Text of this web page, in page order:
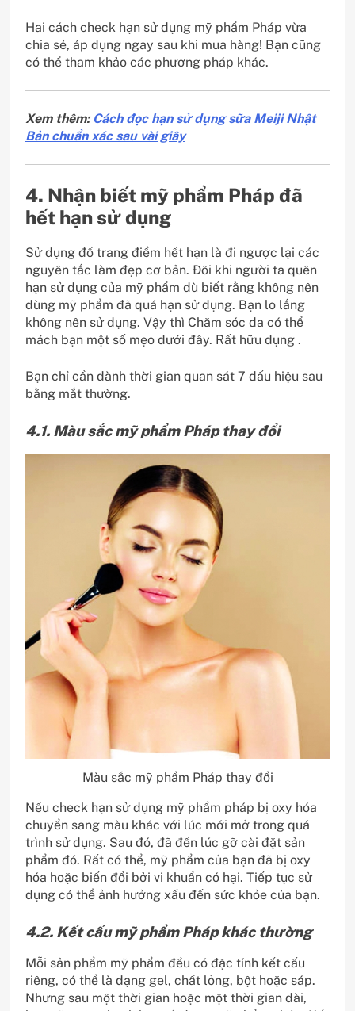
Hai cách check hạn sử dụng mỹ phẩm Pháp vừa
chia sẻ, áp dụng ngay sau khi mua hàng! Bạn cũng
có thể tham khảo các phương pháp khác.
Xem thêm: Cách đọc hạn sử dụng sữa Meiji Nhật
Bản chuẩn xác sau vài giây
4. Nhận biết mỹ phẩm Pháp đã
hết hạn sử dụng
Sử dụng đồ trang điểm hết hạn là đi ngược lại các
nguyên tắc làm đẹp cơ bản. Đôi khi người ta quên
hạn sử dụng của mỹ phẩm dù biết rằng không nên
dùng mỹ phẩm đã quá hạn sử dụng. Bạn lo lắng
không nên sử dụng. Vậy thì Chăm sóc da có thể
mách bạn một số mẹo dưới đây. Rất hữu dụng .
Bạn chỉ cần dành thời gian quan sát 7 dấu hiệu sau
bằng mắt thường.
4.1. Màu sắc mỹ phẩm Pháp thay đổi
Màu sắc mỹ phẩm Pháp thay đổi
Nếu check hạn sử dụng mỹ phẩm pháp bị oxy hóa
chuyển sang màu khác với lúc mới mở trong quá
trình sử dụng. Sau đó, đã đến lúc gỡ cài đặt sản
phẩm đó. Rất có thể, mỹ phẩm của bạn đã bị oxy
hóa hoặc biến đổi bởi vi khuẩn có hại. Tiếp tục sử
dụng có thể ảnh hưởng xấu đến sức khỏe của bạn.
4.2. Kết cấu mỹ phẩm Pháp khác thường
Mỗi sản phẩm mỹ phẩm đều có đặc tính kết cấu
riêng, có thể là dạng gel, chất lỏng, bột hoặc sáp.
Nhưng sau một thời gian hoặc một thời gian dài,